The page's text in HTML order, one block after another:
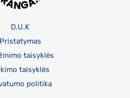
D.U.K
Pristatymas
taisyklės
taisyklės
politika